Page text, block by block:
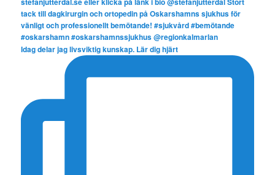
Idag delar jag livsviktig kunskap. Lär dig hjärt